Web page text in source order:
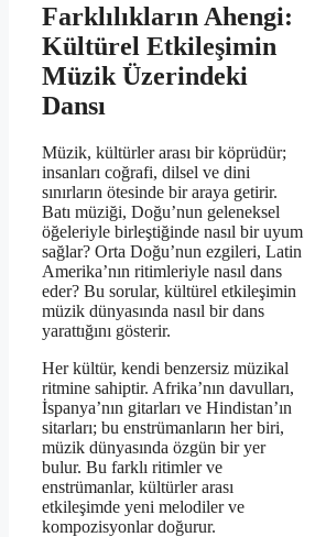
Farklılıkların Ahengi:
Kültürel Etkileşimin
Müzik Üzerindeki
Dansı
Müzik, kültürler arası bir köprüdür;
insanları coğrafi, dilsel ve dini
sınırların ötesinde bir araya getirir.
Batı müziği, Doğu’nun geleneksel
öğeleriyle birleştiğinde nasıl bir uyum
sağlar? Orta Doğu’nun ezgileri, Latin
Amerika’nın ritimleriyle nasıl dans
eder? Bu sorular, kültürel etkileşimin
müzik dünyasında nasıl bir dans
yarattığını gösterir.
Her kültür, kendi benzersiz müzikal
ritmine sahiptir. Afrika’nın davulları,
İspanya’nın gitarları ve Hindistan’ın
sitarları; bu enstrümanların her biri,
müzik dünyasında özgün bir yer
bulur. Bu farklı ritimler ve
enstrümanlar, kültürler arası
etkileşimde yeni melodiler ve
kompozisyonlar doğurur.